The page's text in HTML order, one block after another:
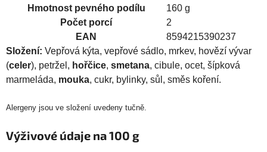
Hmotnost pevného podílu
160 g
Počet porcí
2
EAN
8594215390237
Složení: Vepřová kýta, vepřové sádlo, mrkev, hovězí vývar
(celer), petržel, hořčice, smetana, cibule, ocet, šípková
marmeláda, mouka, cukr, bylinky, sůl, směs koření.
Alergeny jsou ve složení uvedeny tučně.
Výživové údaje na 100 g